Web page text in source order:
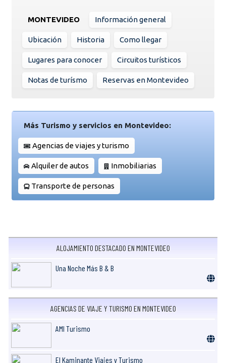
MONTEVIDEO Información general
Ubicación Historia Como llegar
Lugares para conocer Circuitos turísticos
Notas de turísmo Reservas en Montevideo
Más Turismo y servicios en Montevideo:
Agencias de viajes y turismo
Alquiler de autos Inmobiliarias
Transporte de personas
ALOJAMIENTO DESTACADO EN MONTEVIDEO
Una Noche Más B & B
AGENCIAS DE VIAJE Y TURISMO EN MONTEVIDEO
AMI Turismo
El Kaminante Viajes y Turismo